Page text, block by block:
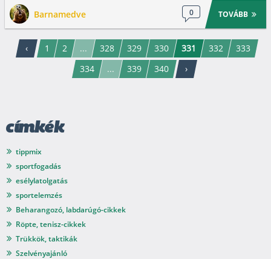
Barnamedve 0 TOVÁBB
‹ 1 2 ... 328 329 330 331 332
333
334
... 339 340 ›
címkék
tippmix
sportfogadás
esélylatolgatás
sportelemzés
Beharangozó, labdarúgó-cikkek
Röpte, tenisz-cikkek
Trükkök, taktikák
Szelvényajánló